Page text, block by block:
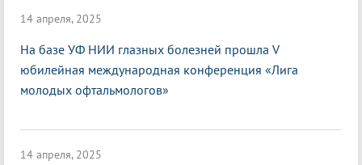
14 апреля, 2025
На базе УФ НИИ глазных болезней прошла V
юбилейная международная конференция «Лига
молодых офтальмологов»
14 апреля, 2025